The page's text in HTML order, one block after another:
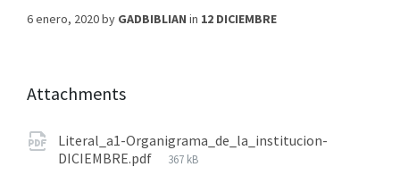
6 enero, 2020by GADBIBLIAN in 12 DICIEMBRE
Attachments
Literal_a1-Organigrama_de_la_institucion-
DICIEMBRE.pdf
367 kB